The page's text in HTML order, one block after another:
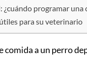
¿cuándo programar una
para su veterinario
a un perro